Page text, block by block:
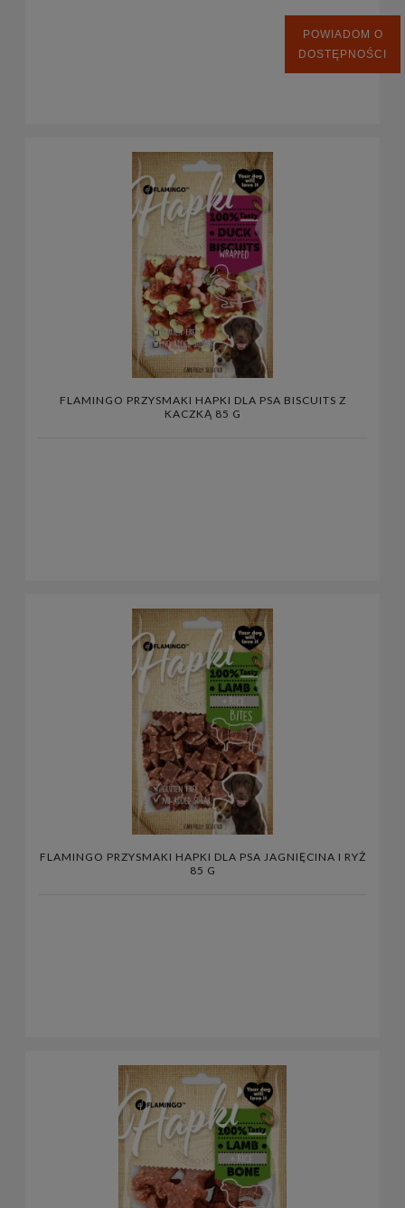
POWIADOM O
DOSTĘPNOŚCI
FLAMINGO PRZYSMAKI HAPKI DLA PSA BISCUITS Z
KACZKĄ 85 G
FLAMINGO PRZYSMAKI HAPKI DLA PSA JAGNIĘCINA I RYŻ
85 G